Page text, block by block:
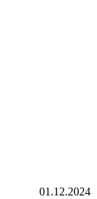
01.12.2024